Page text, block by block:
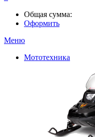
Общая сумма:
Оформить
Меню
Мототехника